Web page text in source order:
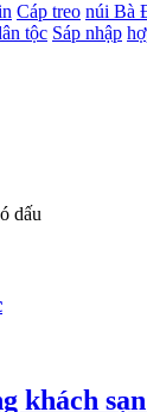
Cáp treo núi Bà
tộc Sáp nhập
dấu
khách